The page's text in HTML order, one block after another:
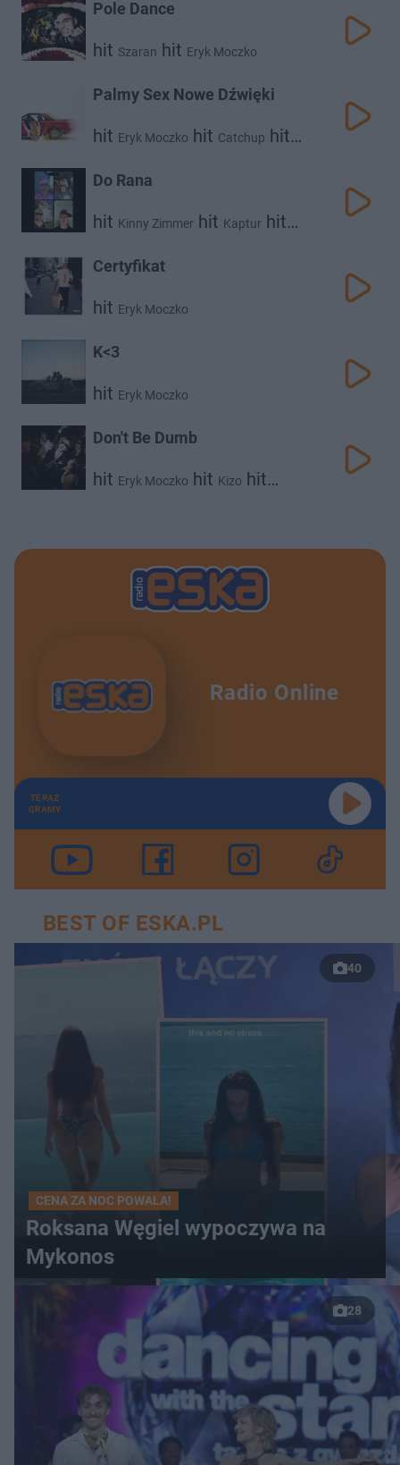
Pole Dance
hit Szaran hit Eryk Moczko
Palmy Sex Nowe Dźwięki
hit Eryk Moczko hit Catchup hit
Do Rana
hit Kinny Zimmer hit Kaptur hit
Certyfikat
hit Eryk Moczko
K<3
hit Eryk Moczko
Don't Be Dumb
hit Eryk Moczko hit Kizo hit
Radio Online
TERAZ
GRAMY
BEST OF ESKA.PL
40
CENA ZA NOC POWALA!
Roksana Węgiel wypoczywa na
Mykonos
28